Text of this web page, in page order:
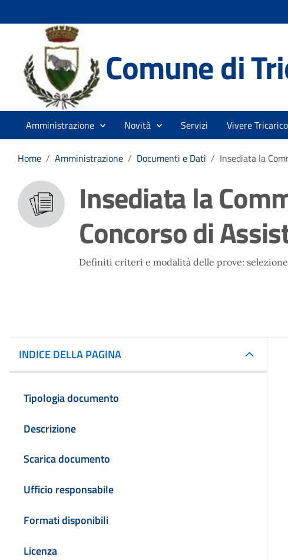
Comune di
Amministrazione Novità Servizi Vivere Tricarico
Home / Amministrazione / Documenti e Dati / Insediata la
Insediata la
Concorso di
Definiti criteri e modalità delle prove:
INDICE DELLA PAGINA
Tipologia documento
Descrizione
Scarica documento
Ufficio responsabile
Formati disponibili
Licenza